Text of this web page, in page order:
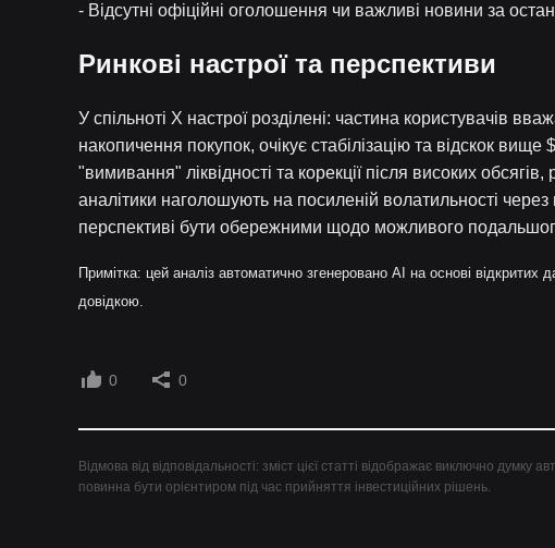
- Відсутні офіційні оголошення чи важливі новини за
Ринкові настрої та перспективи
У спільноті X настрої розділені: частина користувачів
накопичення покупок, очікує стабілізацію та відскок
"вимивання" ліквідності та корекції після високих
аналітики наголошують на посиленій волатильності через
перспективі бути обережними щодо можливого
Примітка: цей аналіз автоматично згенеровано AI на основі
довідкою.
0 0
Відмова від відповідальності: зміст цієї статті відображає виключно
повинна бути орієнтиром під час прийняття інвестиційних рішень.